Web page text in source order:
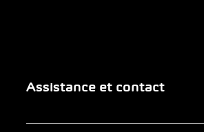
Assistance et contact